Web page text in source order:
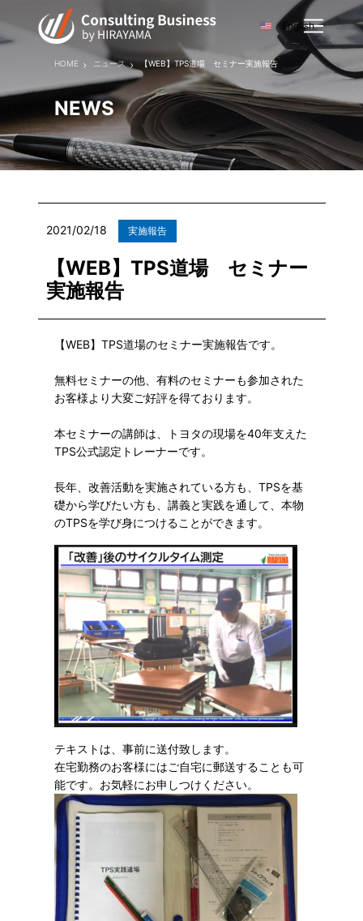
English
NEWS
HOME ニュース 【WEB】TPS道場 セミナー実施報告
2021/02/18 実施報告
【WEB】TPS道場 セミナー
実施報告
【WEB】TPS道場のセミナー実施報告です。
無料セミナーの他、有料のセミナーも参加された
お客様より大変ご好評を得ております。
本セミナーの講師は、トヨタの現場を40年支えた
TPS公式認定トレーナーです。
長年、改善活動を実施されている方も、TPSを基
礎から学びたい方も、講義と実践を通して、本物
のTPSを学び身につけることができます。
テキストは、事前に送付致します。
在宅勤務のお客様にはご自宅に郵送することも可
能です。お気軽にお申しつけください。